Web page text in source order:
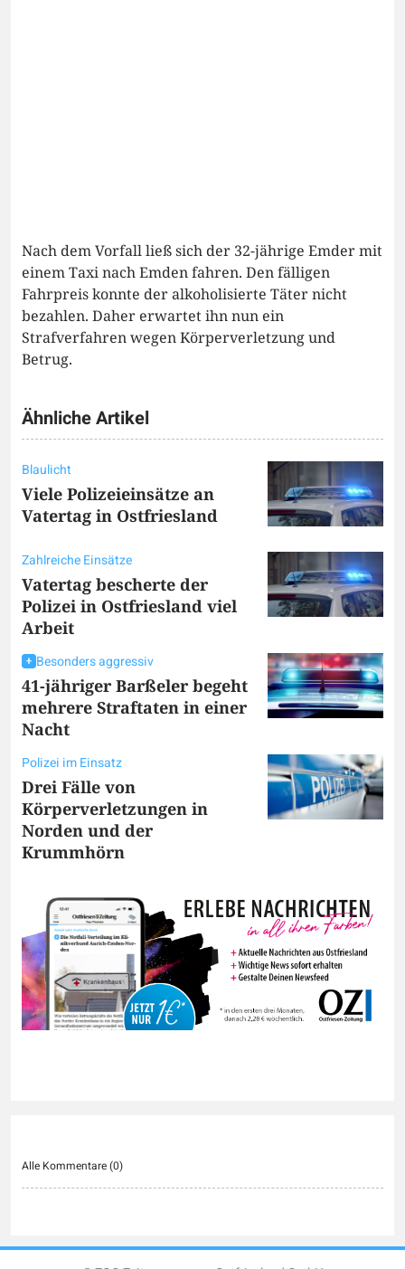
Nach dem Vorfall ließ sich der 32-jährige Emder mit
einem Taxi nach Emden fahren. Den fälligen
Fahrpreis konnte der alkoholisierte Täter nicht
bezahlen. Daher erwartet ihn nun ein
Strafverfahren wegen Körperverletzung und
Betrug.
Ähnliche Artikel
Blaulicht
Viele Polizeieinsätze an
Vatertag in Ostfriesland
Zahlreiche Einsätze
Vatertag bescherte der
Polizei in Ostfriesland viel
Arbeit
Besonders aggressiv
41-jähriger Barßeler begeht
mehrere Straftaten in einer
Nacht
Polizei im Einsatz
Drei Fälle von
Körperverletzungen in
Norden und der
Krummhörn
Alle Kommentare (0)